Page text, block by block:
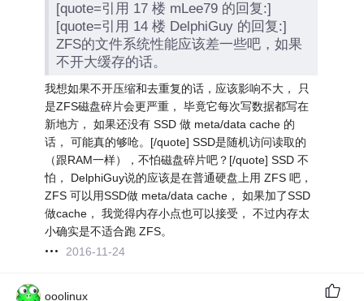
[quote=引用 17 楼 mLee79 的回复:]
[quote=引用 14 楼 DelphiGuy 的回复:]
ZFS的文件系统性能应该差一些吧，如果
不开大缓存的话。
我想如果不开压缩和去重复的话，应该影响不大， 只
是ZFS磁盘碎片会更严重， 毕竟它每次写数据都写在
新地方， 如果还没有 SSD 做 meta/data cache 的
话， 可能真的够呛。[/quote] SSD是随机访问读取的
（跟RAM一样），不怕磁盘碎片吧？[/quote] SSD 不
怕， DelphiGuy说的应该是在普通硬盘上用 ZFS 吧，
ZFS 可以用SSD做 meta/data cache， 如果加了SSD
做cache， 我觉得内存小点也可以接受， 不过内存太
小确实是不适合跑 ZFS。
2016-11-24
ooolinux